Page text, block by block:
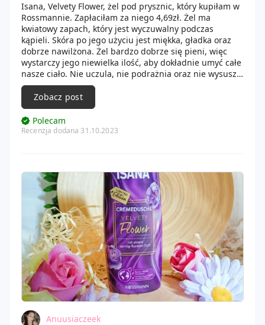
Isana, Velvety Flower, żel pod prysznic, który kupiłam w
Rossmannie. Zapłaciłam za niego 4,69zł. Żel ma
kwiatowy zapach, który jest wyczuwalny podczas
kąpieli. Skóra po jego użyciu jest miękka, gładka oraz
dobrze nawilżona. Żel bardzo dobrze się pieni, więc
wystarczy jego niewielka ilość, aby dokładnie umyć całe
nasze ciało. Nie uczula, nie podrażnia oraz nie wysusza
skóry. Ma on pojemność 300 ml i jest wydajny.
Zobacz post
Polecam
Recenzja dodana 31.10.2023
Anuusiaczeek